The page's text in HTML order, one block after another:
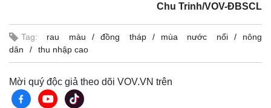
Chu Trinh/VOV-ĐBSCL
Tag: rau màu đồng tháp mùa nước nổi
nông
dân
thu nhập cao
Mời quý độc giả theo dõi VOV.VN trên